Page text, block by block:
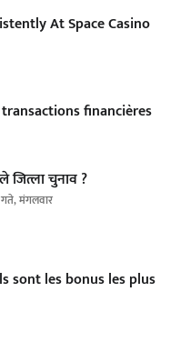
At Space Casino
financières
जित्ला चुनाव ?
मंगलवार
sont les bonus les plus